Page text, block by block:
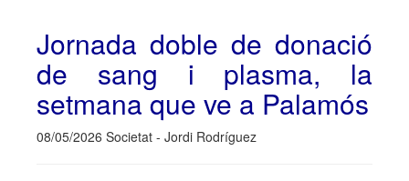
Jornada doble de donació
de sang i plasma, la
setmana que ve a Palamós
08/05/2026 Societat - Jordi Rodríguez